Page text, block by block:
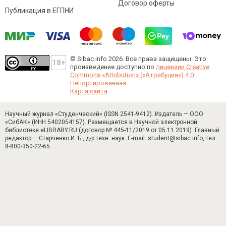
Публикация в ЕГПНИ
Договор оферты
© Sibac.info 2026. Все права защищены. Это
произведение доступно по лицензии Creative
Commons «Attribution» («Атрибуция») 4.0
Непортированная.
Карта сайта
Научный журнал «Студенческий» (ISSN 2541-9412). Издатель — ООО
«СибАК» (ИНН 5402054157). Размещается в Научной электронной
библиотеке eLIBRARY.RU (договор № 445-11/2019 от 05.11.2019). Главный
редактор — Старченко И. Б., д-р техн. наук. E-mail: student@sibac.info, тел.:
8-800-350-22-65.